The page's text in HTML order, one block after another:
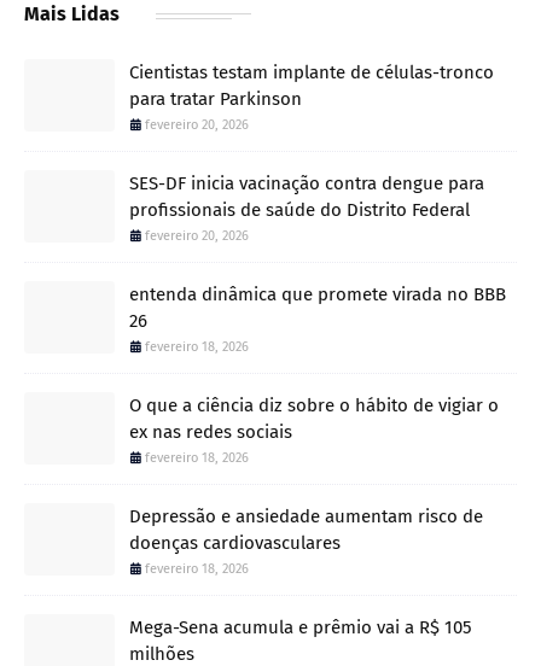
Mais Lidas
Cientistas testam implante de células-tronco
para tratar Parkinson
fevereiro 20, 2026
SES-DF inicia vacinação contra dengue para
profissionais de saúde do Distrito Federal
fevereiro 20, 2026
entenda dinâmica que promete virada no BBB
26
fevereiro 18, 2026
O que a ciência diz sobre o hábito de vigiar o
ex nas redes sociais
fevereiro 18, 2026
Depressão e ansiedade aumentam risco de
doenças cardiovasculares
fevereiro 18, 2026
Mega-Sena acumula e prêmio vai a R$ 105
milhões